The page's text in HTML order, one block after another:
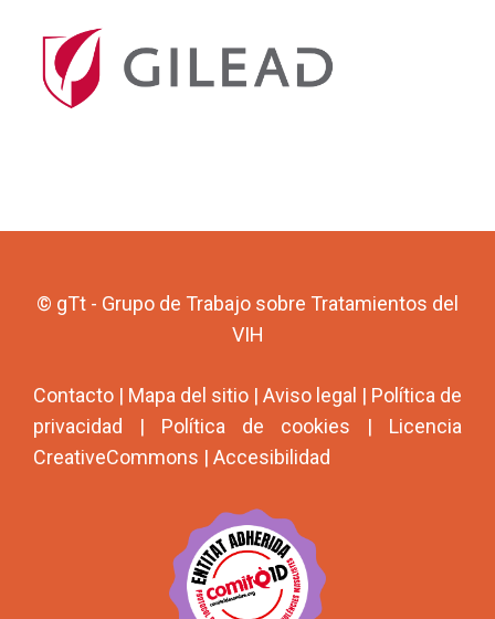
© gTt - Grupo de Trabajo sobre Tratamientos del
VIH
Contacto | Mapa del sitio | Aviso legal | Política de
privacidad | Política de cookies | Licencia
CreativeCommons | Accesibilidad